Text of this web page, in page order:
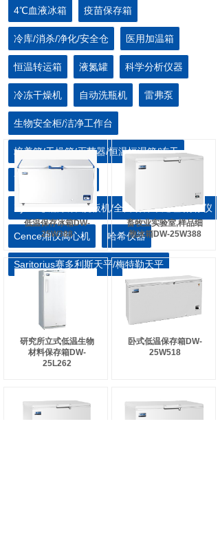
4℃血液冰箱 疫苗保存箱
冷库/消杀/净化/安全仓 医用加温箱
恒温转运箱 液氮罐 科学分析仪器
冷冻干燥机 自动洗瓶机 雷弗泵
生物安全柜/洁净工作台
培养箱/干燥箱/灭菌器/恒温恒湿箱/冻干
离心机/血浆速冻机
Xylem仪器设备/洗板机/全自动样本处理/酶标仪
Cence湘仪离心机 哈希仪器
Saritorius赛多利斯天平/梅特勒天平
低温保存冰箱DW-
25W388
畜牧业实验室,样品细
胞冰箱DW-25W388
研究所立式低温生物
材料保存箱DW-
25L262
卧式低温保存箱DW-
25W518